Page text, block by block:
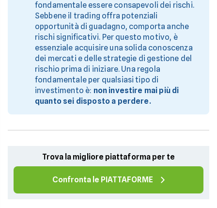
fondamentale essere consapevoli dei rischi.
Sebbene il trading offra potenziali
opportunità di guadagno, comporta anche
rischi significativi. Per questo motivo, è
essenziale acquisire una solida conoscenza
dei mercati e delle strategie di gestione del
rischio prima di iniziare. Una regola
fondamentale per qualsiasi tipo di
investimento è: non investire mai più di
quanto sei disposto a perdere.
Trova la migliore piattaforma per te
Confronta le PIATTAFORME